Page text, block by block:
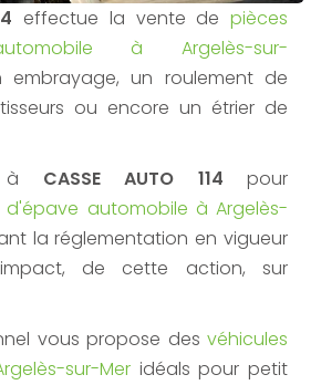
effectue la vente depièces
à Argelès-sur-
embrayage, un roulement de
ou encore un étrier de
à CASSE AUTO 114 pour
d'épave automobile à Argelès-
la réglementation en vigueur
de cette action, sur
vous propose des véhicules
sur-Mer idéals pour petit